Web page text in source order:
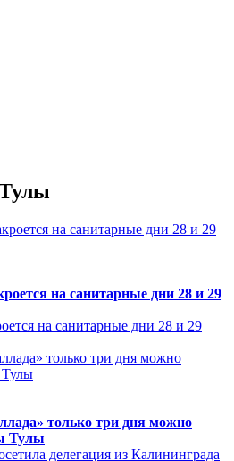
на санитарные дни 28 и 29
на санитарные дни 28 и 29
только три дня можно
Тулы